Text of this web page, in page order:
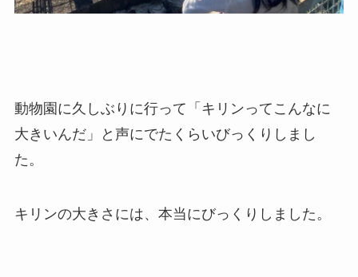
動物園に久しぶりに行って「キリンってこんなに
大きいんだ」と声にでたくらいびっくりしまし
た。
キリンの大きさには、本当にびっくりしました。